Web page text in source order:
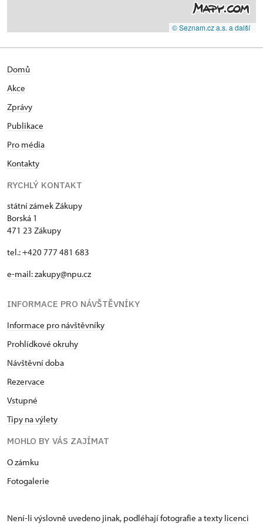
© Seznam.cz a.s. a další
Domů
Akce
Zprávy
Publikace
Pro média
Kontakty
RYCHLÝ KONTAKT
státní zámek Zákupy
Borská 1
471 23 Zákupy
tel.: +420 777 481 683
e-mail: zakupy@npu.cz
INFORMACE PRO NÁVŠTĚVNÍKY
Informace pro návštěvníky
Prohlídkové okruhy
Návštěvní doba
Rezervace
Vstupné
Tipy na výlety
MOHLO BY VÁS ZAJÍMAT
O zámku
Fotogalerie
Není-li výslovně uvedeno jinak, podléhají fotografie a texty licenci